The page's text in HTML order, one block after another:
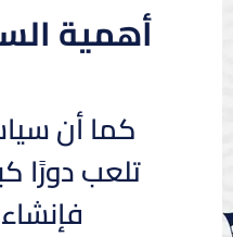
أهمية
كما أن
تلعب دورًا